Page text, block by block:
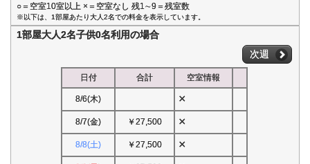
○＝空室10室以上 ×＝空室なし 残1∼9＝残室数
※以下は、1部屋あたり大人2名での料金を表示しています。
1部屋大人2名子供0名利用の場合
次週
日付 合計 空室情報
8/6(木) ×
8/7(金) ￥27,500 ×
8/8(土) ￥27,500 ×